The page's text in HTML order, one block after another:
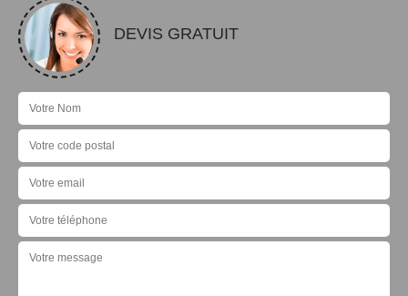
DEVIS GRATUIT